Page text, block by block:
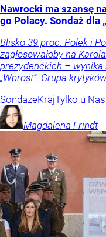
Nawrocki ma szansę
go Polacy. Sondaż dla
Blisko 39 proc. Polek i
zagłosowałoby na
prezydenckich – wynika
„Wprost”. Grupa
SondażeKrajTylko u Nas
Magdalena Frindt